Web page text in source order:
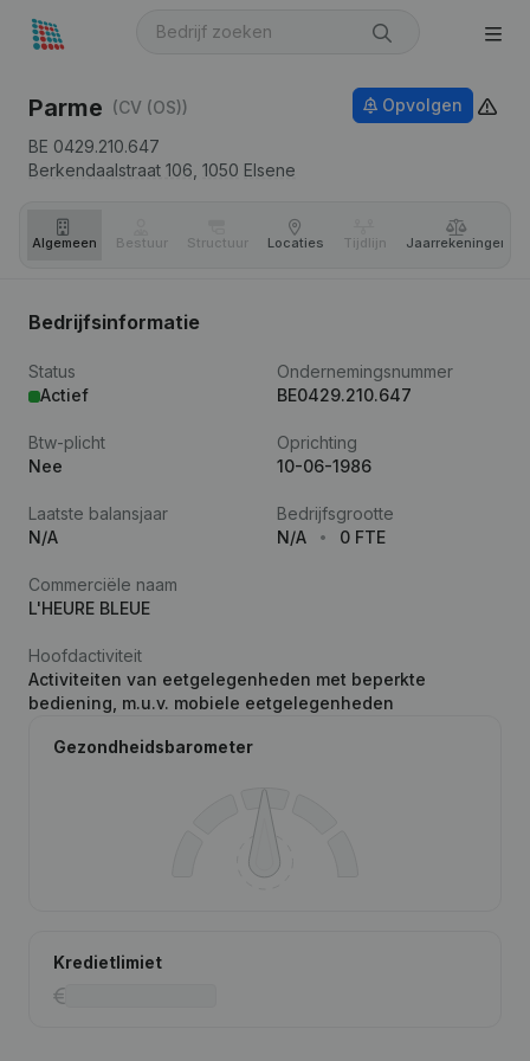
Parme (CV (OS))
BE 0429.210.647
Berkendaalstraat 106, 1050 Elsene
Opvolgen
Algemeen Bestuur Structuur Locaties Tijdlijn Jaar­rekeningen
Bedrijfsinformatie
Status
Actief
Ondernemingsnummer
BE0429.210.647
Btw-plicht
Nee
Oprichting
10-06-1986
Laatste balansjaar
N/A
Bedrijfsgrootte
N/A
0 FTE
Commerciële naam
L'HEURE BLEUE
Hoofdactiviteit
Activiteiten van eetgelegenheden met beperkte
bediening, m.u.v. mobiele eetgelegenheden
Gezondheidsbarometer
Kredietlimiet